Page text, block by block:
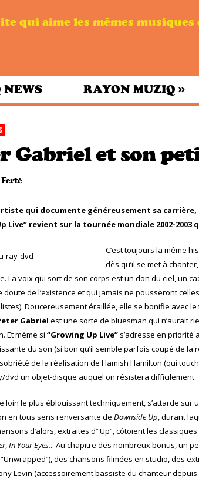
qui aime les mêmes musiques
NEWS RAYON MUZIQ »
Gabriel et son
qui documente généreusement sa
Live” revient sur la tournée mondiale 2002-2003
C’est toujours la même
dès qu’il se met à
La voix qui sort de son corps est un don du ciel, un
doute de l’existence et qui jamais ne pousseront
Doucereusement éraillée, elle se bonifie avec
Gabriel est une sorte de bluesman qui n’aurait
Et même si “Growing Up Live” s’adresse en priorité
du son (si bon qu’il semble parfois coupé de la
de la réalisation de Hamish Hamilton (qui
dvd un objet-disque auquel on résistera difficilement.
loin le plus éblouissant techniquement, s’attarde sur
en tous sens renversante de Downside Up, durant
d’alors, extraites d‘“Up”, côtoient les classiques
,In Your Eyes... Au chapitre des nombreux bonus, un
des chansons filmées en studio, des
Levin (accessoirement bassiste du chanteur